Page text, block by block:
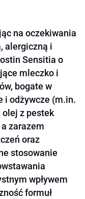
na oczekiwania
alergiczną i
Sensitia o
mleczko i
bogate w
i odżywcze (m.in.
z pestek
zarazem
oraz
stosowanie
wpływem
formuł